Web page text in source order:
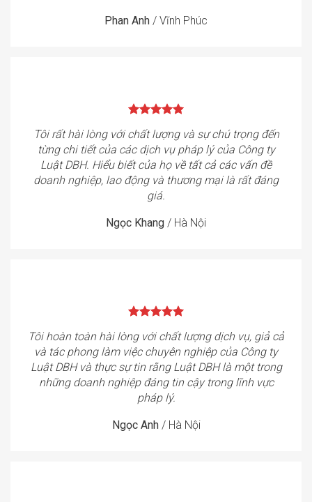
Phan Anh / Vĩnh Phúc
Tôi rất hài lòng với chất lượng và sự chú trọng đến
từng chi tiết của các dịch vụ pháp lý của Công ty
Luật DBH. Hiểu biết của họ về tất cả các vấn đề
doanh nghiệp, lao động và thương mại là rất đáng
giá.
Ngọc Khang / Hà Nội
Tôi hoàn toàn hài lòng với chất lượng dịch vụ, giả cả
và tác phong làm việc chuyên nghiệp của Công ty
Luật DBH và thực sự tin rằng Luật DBH là một trong
những doanh nghiệp đáng tin cậy trong lĩnh vực
pháp lý.
Ngọc Anh / Hà Nội